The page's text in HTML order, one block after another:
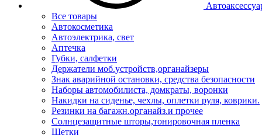
Все товары
Автокосметика
Автоэлектрика, свет
Аптечка
Губки, салфетки
Держатели моб.устройств,органайзеры
Знак аварийной остановки, средства безопасности
Наборы автомобилиста, домкраты, воронки
Накидки на сиденье, чехлы, оплетки руля, коврики.
Резинки на багажн.органайз.и прочее
Солнцезащитные шторы,тонировочная пленка
Щетки